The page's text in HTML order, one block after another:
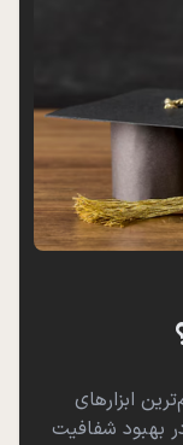
ابزارهای
بهبود شفافیت